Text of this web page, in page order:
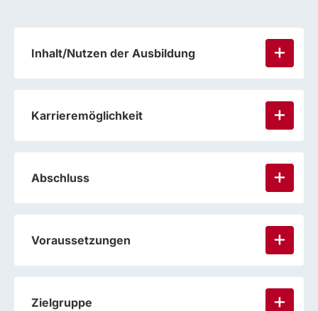
Inhalt/Nutzen der Ausbildung
Karrieremöglichkeit
Abschluss
Voraussetzungen
Zielgruppe